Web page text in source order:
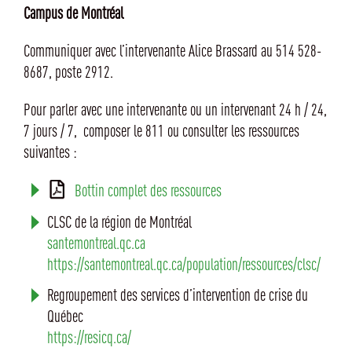
Campus de Montréal
Communiquer avec l’intervenante Alice Brassard au 514 528-
8687, poste 2912.
Pour parler avec une intervenante ou un intervenant 24 h / 24,
7 jours / 7, composer le 811 ou consulter les ressources
suivantes :
Bottin complet des ressources
CLSC de la région de Montréal
santemontreal.qc.ca
https://santemontreal.qc.ca/population/ressources/clsc/
Regroupement des services d’intervention de crise du
Québec
https://resicq.ca/